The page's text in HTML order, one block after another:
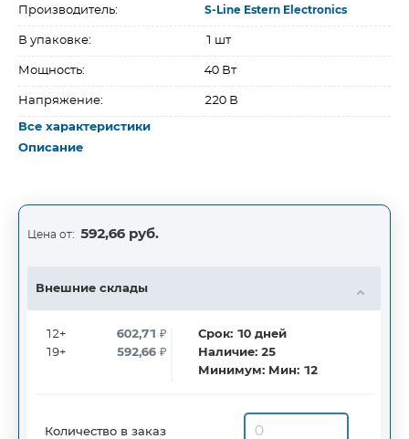
Производитель: S-Line Estern Electronics
В упаковке: 1 шт
Мощность: 40 Вт
Напряжение: 220 В
Все характеристики
Описание
Цена от: 592,66 руб.
Внешние склады
12+
19+
602,71₽
592,66₽
Срок: 10дней
Наличие:25
Минимум: Мин: 12
Количество в заказ